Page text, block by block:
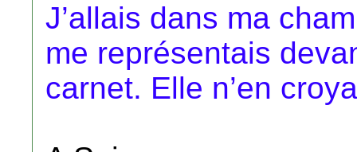
J’allais dans ma
me représentais
carnet. Elle n’en